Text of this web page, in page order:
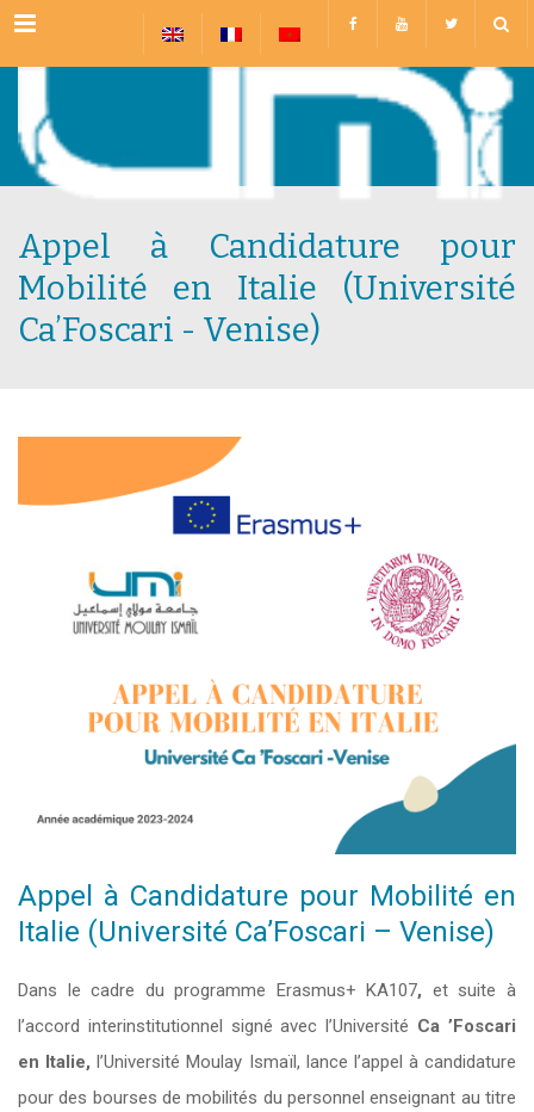
Menu
Appel à Candidature pour
Mobilité en Italie (Université
Ca’Foscari - Venise)
Appel à Candidature pour Mobilité en
Italie (Université Ca’Foscari – Venise)
Dans le cadre du programme Erasmus+ KA107, et suite à
l’accord interinstitutionnel signé avec l’Université Ca ’Foscari
en Italie, l’Université Moulay Ismaïl, lance l’appel à candidature
pour des bourses de mobilités du personnel enseignant au titre